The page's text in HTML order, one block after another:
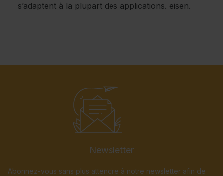
s’adaptent à la plupart des applications. eisen.
Newsletter
Abonnez-vous sans plus attendre à notre newsletter afin de